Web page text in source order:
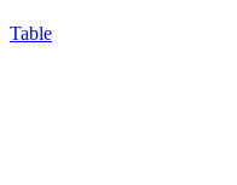
Table